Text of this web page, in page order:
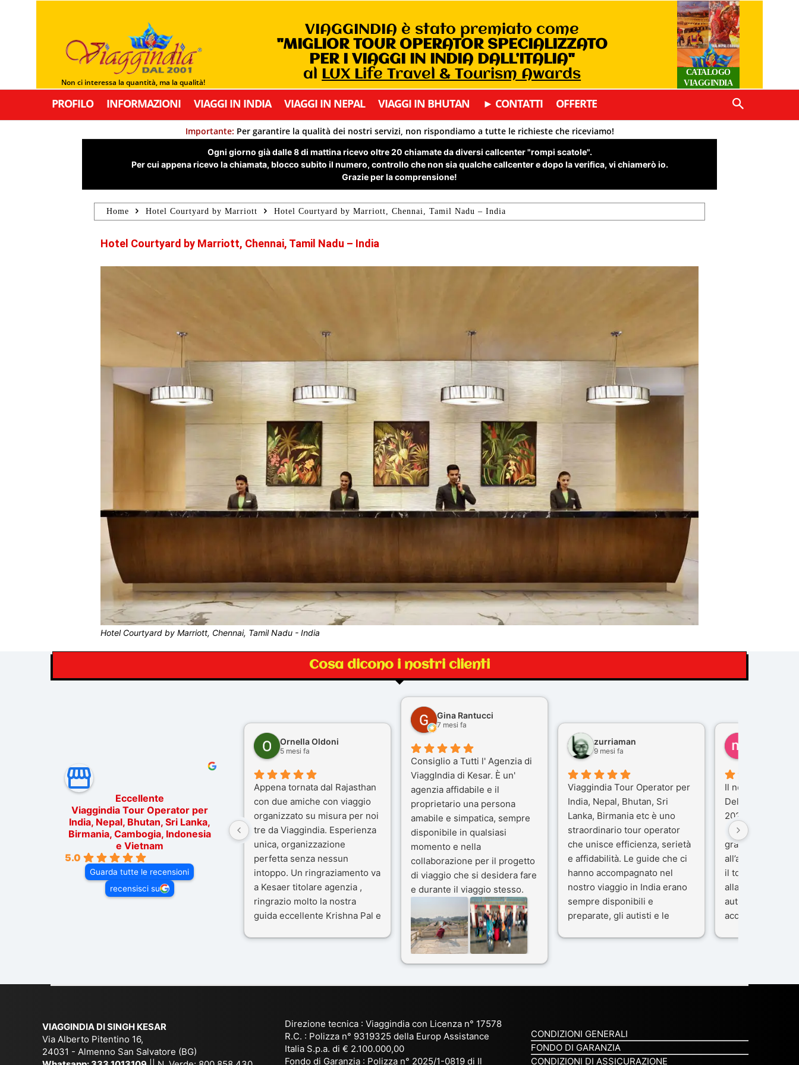
Non ci interessa la quantità, ma la qualità!
VIAGGINDIA è stato premiato come
"MIGLIOR TOUR OPERATOR SPECIALIZZATO
PER I VIAGGI IN INDIA DALL’ITALIA"
al LUX Life Travel & Tourism Awards
CATALOGO
VIAGGINDIA
PROFILO INFORMAZIONI VIAGGI IN INDIA VIAGGI IN NEPAL VIAGGI IN BHUTAN ► CONTATTI OFFERTE
Importante: Per garantire la qualità dei nostri servizi, non rispondiamo a tutte le richieste che riceviamo!
Ogni giorno già dalle 8 di mattina ricevo oltre 20 chiamate da diversi callcenter "rompi scatole".
Per cui appena ricevo la chiamata, blocco subito il numero, controllo che non sia qualche callcenter e dopo la verifica, vi chiamerò io.
Grazie per la comprensione!
Home Hotel Courtyard by Marriott Hotel Courtyard by Marriott, Chennai, Tamil Nadu – India
Hotel Courtyard by Marriott, Chennai, Tamil Nadu – India
Hotel Courtyard by Marriott, Chennai, Tamil Nadu - India
Cosa dicono i nostri clienti
Eccellente
Viaggindia Tour Operator per
India, Nepal, Bhutan, Sri Lanka,
Birmania, Cambogia, Indonesia
e Vietnam
5.0
Guarda tutte le recensioni
recensisci su
Ornella Oldoni
5 mesi fa
Appena tornata dal Rajasthan
con due amiche con viaggio
organizzato su misura per noi
tre da Viaggindia. Esperienza
unica, organizzazione
perfetta senza nessun
intoppo. Un ringraziamento va
a Kesaer titolare agenzia ,
ringrazio molto la nostra
guida eccellente Krishna Pal e
consiglio questa agenzia
Gina Rantucci
7 mesi fa
Consiglio a Tutti l' Agenzia di
ViaggIndia di Kesar. È un'
agenzia affidabile e il
proprietario una persona
amabile e simpatica, sempre
disponibile in qualsiasi
momento e nella
collaborazione per il progetto
di viaggio che si desidera fare
e durante il viaggio stesso.
Siamo stati 3 settimane in
India a novembre 2025, 5
amici e il viaggio alla scoperta
del Rajasthan e Varanasi è
stato bellissimo: grazie alla
ai servizi dell' Agenzia con
per la scelta degli Hotel.
Kesar il proprietario dell'
prima di partire: molto
zurriaman
9 mesi fa
Viaggindia Tour Operator per
India, Nepal, Bhutan, Sri
Lanka, Birmania etc è uno
straordinario tour operator
che unisce efficienza, serietà
e affidabilità. Le guide che ci
hanno accompagnato nel
nostro viaggio in India erano
sempre disponibili e
preparate, gli autisti e le
livello e di grande
minimi particolari.
Consigliatissimo!
Il nostro viaggio
Delhi e Varanasi
2025), è stata
che porteremo
gran parte del
all’agenzia che
il tour con cura e
alla nostra guida
autista che ci
accompagnati
L’organizzazione
qualcosa di
non è stata solo
VIAGGINDIA DI SINGH KESAR
Via Alberto Pitentino 16,
24031 - Almenno San Salvatore (BG)
Direzione tecnica : Viaggindia con Licenza n° 17578
R.C. : Polizza n° 9319325 della Europ Assistance
Italia S.p.a. di € 2.100.000,00
Fondo di Garanzia : Polizza n° 2025/1-0819 di Il
CONDIZIONI GENERALI
FONDO DI GARANZIA
CONDIZIONI DI ASSICURAZIONE